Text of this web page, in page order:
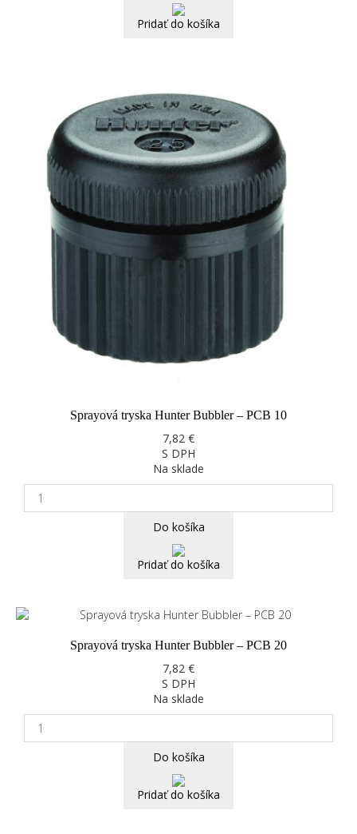
Pridať do košíka
Sprayová tryska Hunter Bubbler – PCB 10
7,82 €
S DPH
Na sklade
Do košíka
Pridať do košíka
Sprayová tryska Hunter Bubbler – PCB 20
7,82 €
S DPH
Na sklade
Do košíka
Pridať do košíka